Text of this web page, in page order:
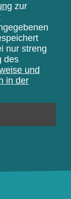
zur
nur streng
des
und
in der